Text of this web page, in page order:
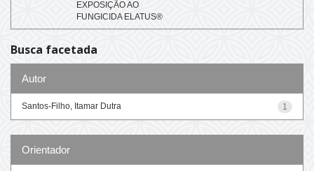
EXPOSIÇÃO AO
FUNGICIDA ELATUS®
Busca facetada
Autor
1
Santos-Filho, Itamar Dutra
Orientador